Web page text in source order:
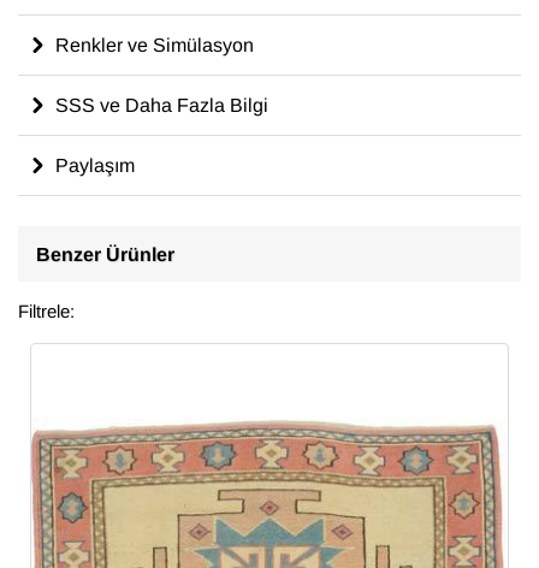
Renkler ve Simülasyon
SSS ve Daha Fazla Bilgi
Paylaşım
Benzer Ürünler
Filtrele: